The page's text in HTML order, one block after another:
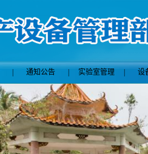
通知公告 实验室管理 设